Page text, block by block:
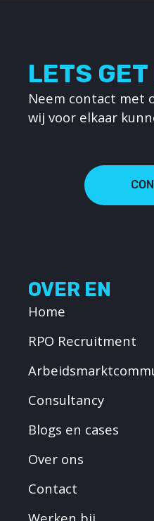
LETS
Neem contact met
wij voor elkaar
OVER EN
Home
RPO Recruitment
Consultancy
Blogs en cases
Over ons
Contact